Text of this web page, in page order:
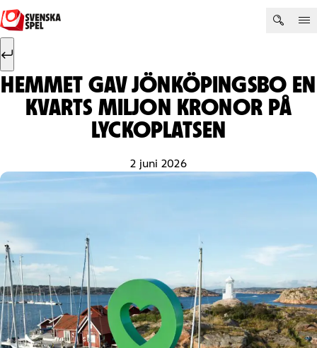
Hoppa till innehåll
Sök efter:
HEMMET GAV JÖNKÖPINGSBO EN
KVARTS MILJON KRONOR PÅ
LYCKOPLATSEN
2 juni 2026